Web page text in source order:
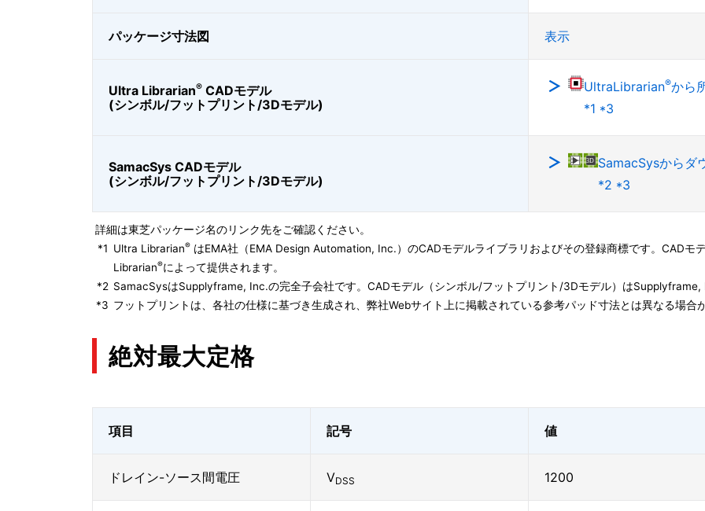
パッケージ寸法図 表示
Ultra Librarian® CADモデル
(シンボル/フットプリント/3Dモデル)
UltraLibrarian®から
*1 *3
SamacSys CADモデル
(シンボル/フットプリント/3Dモデル)
SamacSysからダ
*2 *3
詳細は東芝パッケージ名のリンク先をご確認ください。
*1 Ultra Librarian® はEMA社（EMA Design Automation, Inc.）のCADモデルライブラリおよびその登録商標です。CAD
Librarian®によって提供されます。
*2 SamacSysはSupplyframe, Inc.の完全子会社です。CADモデル（シンボル/フットプリント/3Dモデル）はSupplyframe,
*3 フットプリントは、各社の仕様に基づき生成され、弊社Webサイト上に掲載されている参考パッド寸法とは異なる場合
絶対最大定格
項目 記号 値
ドレイン-ソース間電圧 VDSS 1200